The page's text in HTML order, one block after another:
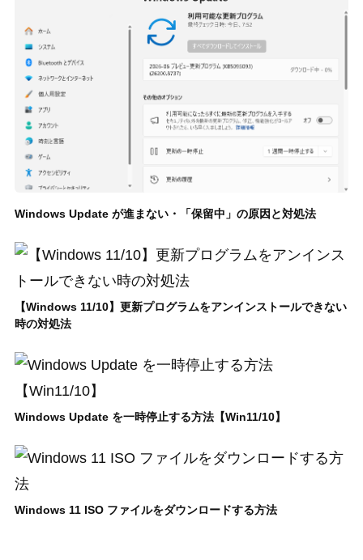
Windows Update が進まない・「保留中」の原因と対処法
【Windows 11/10】更新プログラムをアンインストールできない
時の対処法
Windows Update を一時停止する方法【Win11/10】
Windows 11 ISO ファイルをダウンロードする方法